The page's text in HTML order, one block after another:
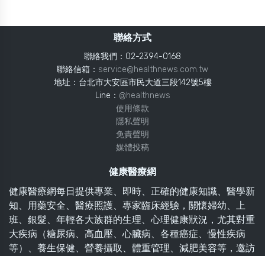
聯絡方式
聯絡我們：02-2394-0168
聯絡信箱： service@healthnews.com.tw
地址：台北市大安區市民大道三段142號5樓
Line： @healthnews
使用條款
隱私聲明
免責聲明
媒體投稿
健康醫療網
健康醫療網每日提供專業、即時、正確的健康知識、醫學新
知、用藥安全、醫療照護、專家臨床經驗，關懷婦幼、上
班、銀髮、年輕各大族群的生理、心理健康狀況，尤其對重
大疾病（糖尿病、高血壓、心臟病、各種癌症、慢性疾病
等）、養生保健、營養攝取、體重管理、減肥美容等，邀訪